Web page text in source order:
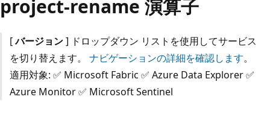
project-rename 演算子
[バージョン] ドロップダウン リストを使用してサービス
を切り替えます。 ナビゲーションの詳細を確認します。
適用対象: ✅ Microsoft Fabric ✅ Azure Data Explorer ✅
Azure Monitor ✅ Microsoft Sentinel